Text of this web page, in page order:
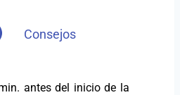
Consejos
antes del inicio de la